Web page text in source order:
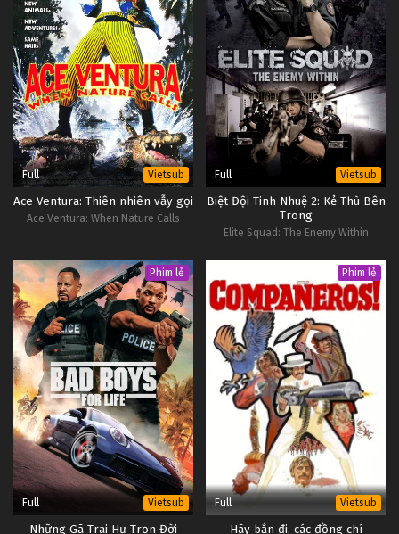
Full Vietsub
Ace Ventura: Thiên nhiên vẫy gọi
Ace Ventura: When Nature Calls
Full Vietsub
Biệt Đội Tinh Nhuệ 2: Kẻ Thù Bên
Trong
Elite Squad: The Enemy Within
Phim lẻ
Full Vietsub
Những Gã Trai Hư Trọn Đời
Phim lẻ
Full Vietsub
Hãy bắn đi, các đồng chí